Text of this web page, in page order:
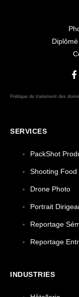
Politique de traitement des
SERVICES
PackShot
Shooting Food
Drone Photo
Portrait
Reportage
Reportage
INDUSTRIES